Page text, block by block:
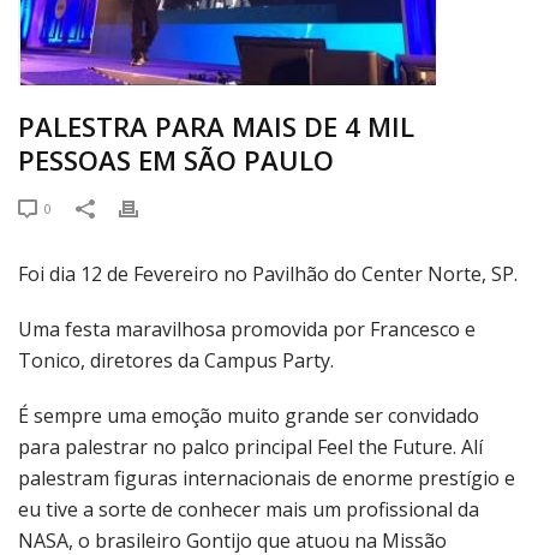
PALESTRA PARA MAIS DE 4 MIL
PESSOAS EM SÃO PAULO
0
Foi dia 12 de Fevereiro no Pavilhão do Center Norte, SP.
Uma festa maravilhosa promovida por Francesco e
Tonico, diretores da Campus Party.
É sempre uma emoção muito grande ser convidado
para palestrar no palco principal Feel the Future. Alí
palestram figuras internacionais de enorme prestígio e
eu tive a sorte de conhecer mais um profissional da
NASA, o brasileiro Gontijo que atuou na Missão